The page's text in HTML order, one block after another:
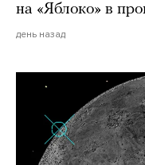
на «Яблоко» в
день назад